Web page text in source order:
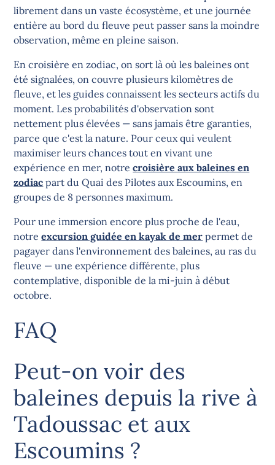
librement dans un vaste écosystème, et une journée
entière au bord du fleuve peut passer sans la moindre
observation, même en pleine saison.
En croisière en zodiac, on sort là où les baleines ont
été signalées, on couvre plusieurs kilomètres de
fleuve, et les guides connaissent les secteurs actifs du
moment. Les probabilités d'observation sont
nettement plus élevées — sans jamais être garanties,
parce que c'est la nature. Pour ceux qui veulent
maximiser leurs chances tout en vivant une
expérience en mer, notrecroisière aux baleines en
zodiac part du Quai des Pilotes aux Escoumins, en
groupes de 8 personnes maximum.
Pour une immersion encore plus proche de l'eau,
notreexcursion guidée en kayak de mer permet de
pagayer dans l'environnement des baleines, au ras du
fleuve — une expérience différente, plus
contemplative, disponible de la mi-juin à début
octobre.
FAQ
Peut-on voir des
baleines depuis la rive à
Tadoussac et aux
Escoumins ?